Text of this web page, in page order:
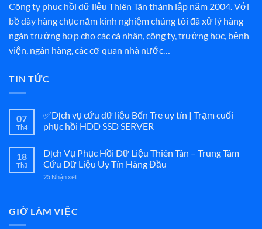
Công ty phục hồi dữ liệu Thiên Tân thành lập năm 2004. Với
bề dày hàng chục năm kinh nghiệm chúng tôi đã xử lý hàng
ngàn trường hợp cho các cá nhân, công ty, trường học, bệnh
viện, ngân hàng, các cơ quan nhà nước…
TIN TỨC
07
Th4
✅Dịch vụ cứu dữ liệu Bến Tre uy tín | Trạm cuối
phục hồi HDD SSD SERVER
18
Th3
Dịch Vụ Phục Hồi Dữ Liệu Thiên Tân – Trung Tâm
Cứu Dữ Liệu Uy Tín Hàng Đầu
25 Nhận xét
GIỜ LÀM VIỆC